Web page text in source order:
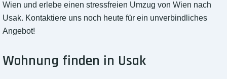
Wien und erlebe einen stressfreien Umzug von Wien nach
Usak. Kontaktiere uns noch heute für ein unverbindliches
Angebot!
Wohnung finden in Usak